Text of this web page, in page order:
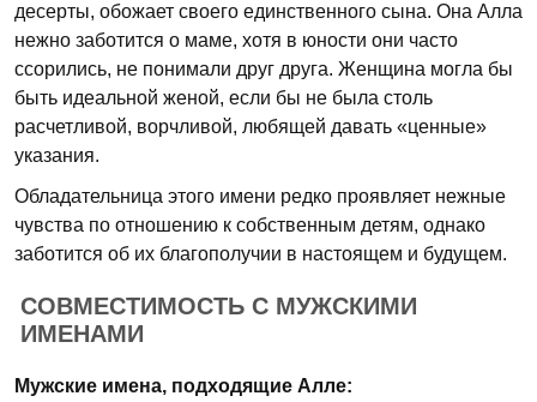
десерты, обожает своего единственного сына. Она Алла
нежно заботится о маме, хотя в юности они часто
ссорились, не понимали друг друга. Женщина могла бы
быть идеальной женой, если бы не была столь
расчетливой, ворчливой, любящей давать «ценные»
указания.
Обладательница этого имени редко проявляет нежные
чувства по отношению к собственным детям, однако
заботится об их благополучии в настоящем и будущем.
СОВМЕСТИМОСТЬ С МУЖСКИМИ
ИМЕНАМИ
Мужские имена, подходящие Алле: